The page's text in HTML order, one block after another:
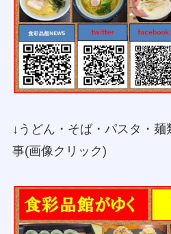
↓うどん・そば・パスタ・
事(画像クリック)